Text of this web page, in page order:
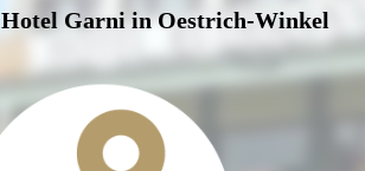
Hotel Garni in Oestrich-Winkel